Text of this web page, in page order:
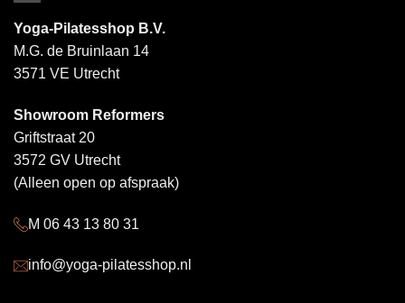
Yoga-Pilatesshop B.V.
M.G. de Bruinlaan 14
3571 VE Utrecht
Showroom Reformers
Griftstraat 20
3572 GV Utrecht
(Alleen open op afspraak)
M 06 43 13 80 31
info@yoga-pilatesshop.nl